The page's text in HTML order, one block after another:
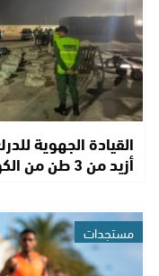
القيادة الجهوية
أزيد من 3 طن من الكوكايين قبالة…
مستجدات